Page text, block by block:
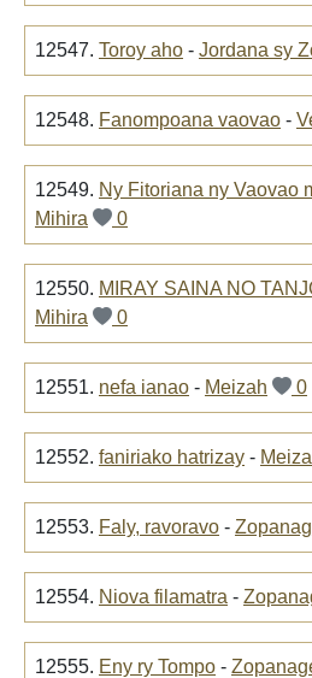
12547. Toroy aho - Jordana sy
12548. Fanompoana vaovao -
12549. Ny Fitoriana ny Vaovao
Mihira
0
12550. MIRAY SAINA NO
Mihira
0
12551. nefa ianao - Meizah 0
12552. faniriako hatrizay -
12553. Faly, ravoravo -
12554. Niova filamatra -
12555. Eny ry Tompo -